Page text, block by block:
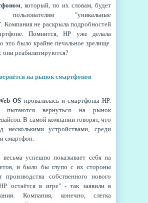
, который, по их словам, будет
пользователям "уникальные
Компания не раскрыла подробностей
Помнится, HP уже делала
это было крайне печальное зрелище.
реабилитируются?
OS провалилась и смартфоны HP.
пытаются вернуться на рынок
В самой компании говорят, что
несколькими устройствами, среди
смартфон.
успешно показывает себя на
и было бы глупо с их стороны
производства собственного нового
остаётся в игре" - так заявили в
Компания, конечно, слегка